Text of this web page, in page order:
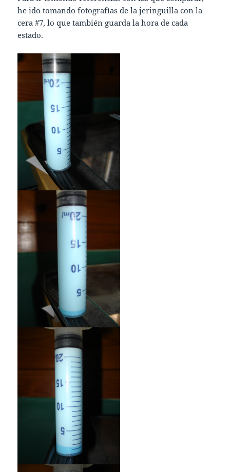
he ido tomando fotografías de la jeringuilla con la
cera #7, lo que también guarda la hora de cada
estado.